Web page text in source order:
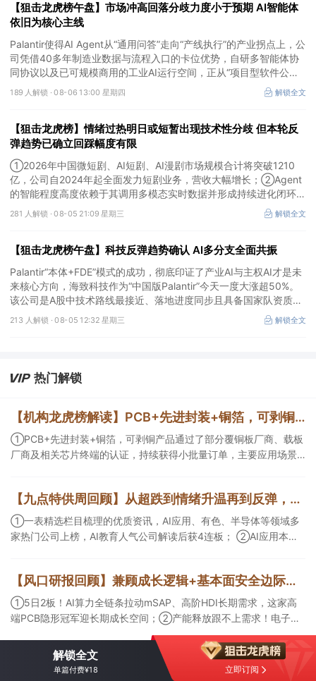
【狙击龙虎榜午盘】市场冲高回落分歧力度小于预期 AI智能体
依旧为核心主线
Palantir使得AI Agent从“通用问答”走向“产线执行”的产业拐点上，公
司凭借40多年制造业数据与流程入口的卡位优势，自研多智能体协
同协议以及已可规模商用的工业AI运行空间，正从“项目型软件公
司”向“AI原生平台生态型公司”跃迁。
189 人解锁 ·08-06 13:00 星期四 解锁全文
【狙击龙虎榜】情绪过热明日或短暂出现技术性分歧 但本轮反
弹趋势已确立回踩幅度有限
①2026年中国微短剧、AI短剧、AI漫剧市场规模合计将突破1210
亿，公司自2024年起全面发力短剧业务，营收大幅增长；②Agent
的智能程度高度依赖于其调用多模态实时数据并形成持续进化闭环的
能力，公司是全球首个完成TPC-DS测试并通过官方审计的数据库企
业；③2026年被多方定义为Robotaxi商业化元年，公司正从“传统
业从0到1的估值重估红利。
281 人解锁 ·08-05 21:09 星期三 解锁全文
【狙击龙虎榜午盘】科技反弹趋势确认 AI多分支全面共振
Palantir“本体+FDE”模式的成功，彻底印证了产业AI与主权AI才是未
来核心方向，海致科技作为“中国版Palantir”今天一度大涨超50%。
该公司是A股中技术路线最接近、落地进度同步且具备国家队资质的
核心标的，目前正处于从“数据智能基础设施”向“产业级AI Agent核
心供应商”跃迁的价值重估起点。
213 人解锁 ·08-05 12:32 星期三 解锁全文
热门解锁
【机构龙虎榜解读】PCB+先进封装+铜箔，可剥铜产品通过了部分覆铜板厂商、载板厂商及相关芯片终端的认证，持续获得小批量订单，主要应用场景包括芯片封装光模块用PCB，机构大额净买入这家公司
①PCB+先进封装+铜箔，可剥铜产品通过了部分覆铜板厂商、载板
厂商及相关芯片终端的认证，持续获得小批量订单，主要应用场景
等方面具有丰富经验，具备承接细胞与基因治疗产品商业化受托生
产的合规资质，这家公司获净买入。
【九点特供周回顾】从超跌到情绪升温再到反弹，栏目梳理AI应用题材逻辑，AI教育人气公司解读后获4连板
①一表精选栏目梳理的优质资讯，AI应用、有色、半导体等领域多
家热门公司上榜，AI教育人气公司解读后获4连板； ②AI应用本周
角前瞻产业供需情况，提及2家核心公司双双涨停。
【风口研报回顾】兼顾成长逻辑+基本面安全边际！王牌自营前瞻覆盖“pcb+MLCC+电子布”，梳理AI产业链优质标的“深坑起跳”
①5日2板！AI算力全链条拉动mSAP、高阶HDI长期需求，这家高
端PCB隐形冠军迎长期成长空间；②产能释放跟不上需求！电子布
未来3年缺口难消，深坑之际再梳理行业逻辑，人气龙头涨超3成；
③AI服务器、机器人带动MLCC景气周期持续！这家公司扩产、涨
价预期暂未被市场定价，王牌自营前瞻捕捉“预期差”，3日大涨
解锁全文
单篇付费¥18 立即订阅